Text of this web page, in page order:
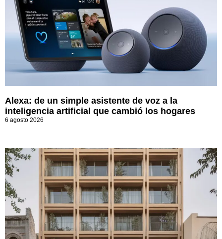
Alexa: de un simple asistente de voz a la
inteligencia artificial que cambió los hogares
6 agosto 2026